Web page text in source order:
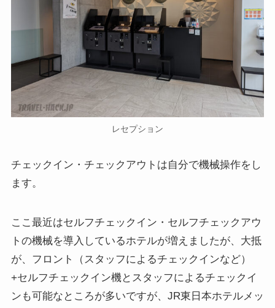
レセプション
チェックイン・チェックアウトは自分で機械操作をし
ます。
ここ最近はセルフチェックイン・セルフチェックアウ
トの機械を導入しているホテルが増えましたが、大抵
が、フロント（スタッフによるチェックインなど）
+セルフチェックイン機とスタッフによるチェックイ
ンも可能なところが多いですが、JR東日本ホテルメッ